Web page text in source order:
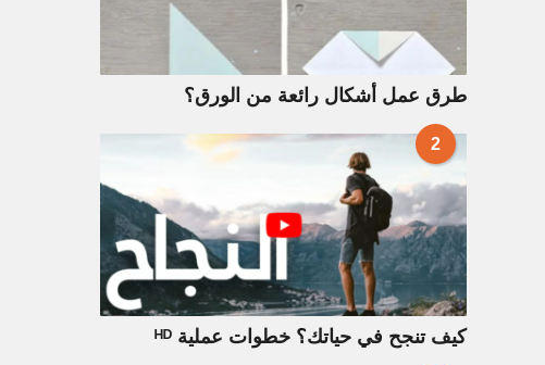
طرق عمل أشكال رائعة من الورق؟
2
كيف تنجح في حياتك؟ خطوات عملية ᴴᴰ